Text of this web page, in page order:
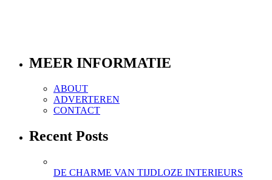
MEER INFORMATIE
ABOUT
ADVERTEREN
CONTACT
Recent Posts
DE CHARME VAN TIJDLOZE INTERIEURS